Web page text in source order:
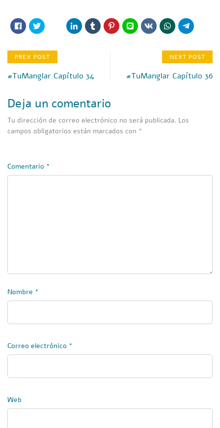
PREV POST
#TuManglar Capítulo 34
NEXT POST
#TuManglar Capítulo 36
Deja un comentario
Tu dirección de correo electrónico no será publicada. Los
campos obligatorios están marcados con *
Comentario *
Nombre *
Correo electrónico *
Web